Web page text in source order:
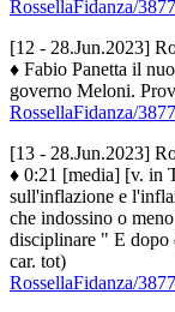
RossellaFidanza/
[12 - 28.Jun.2023]
♦ Fabio Panetta il
governo Meloni.
RossellaFidanza/
[13 - 28.Jun.2023]
♦ 0:21 [media] [v. in
sull'inflazione e
che indossino o
disciplinare " E dopo
car. tot)
RossellaFidanza/